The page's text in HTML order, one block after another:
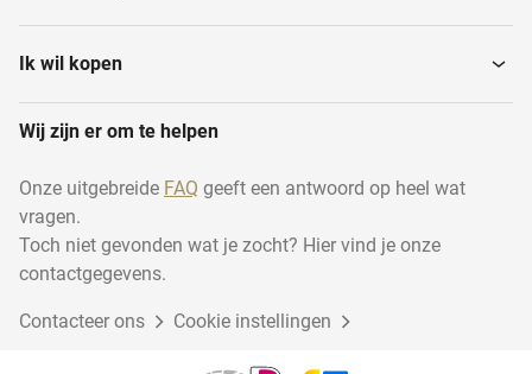
Ledersnijapparatuur
Scheermachines
Ik wil kopen
Wij zijn er om te helpen
Onze uitgebreide FAQ geeft een antwoord op heel wat
vragen.
Toch niet gevonden wat je zocht? Hier vind je onze
contactgegevens.
Contacteer ons Cookie instellingen